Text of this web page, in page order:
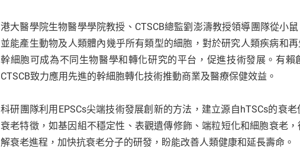
港大醫學院生物醫學學院教授、CTSCB總監劉澎濤教授領導團隊從小
並能產生動物及人類體內幾乎所有類型的細胞，對於研究人類疾病和
幹細胞可成為不同生物醫學和轉化研究的平台，促進技術發展。有賴
CTSCB致力應用先進的幹細胞轉化技術推動商業及醫療保健效益。
科研團隊利用EPSCs尖端技術發展創新的方法，建立源自hTSCs的衰
衰老特徵，如基因組不穩定性、表觀遺傳修飾、端粒短化和細胞衰老
解衰老進程，加快抗衰老分子的研發，盼能改善人類健康和延長壽命。